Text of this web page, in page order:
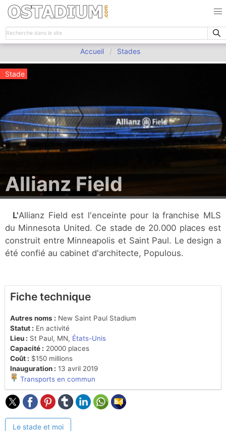
Accueil Stades
Stade
Allianz Field
L'Allianz Field est l'enceinte pour la franchise MLS
du Minnesota United. Ce stade de 20.000 places est
construit entre Minneapolis et Saint Paul. Le design a
été confié au cabinet d'architecte, Populous.
Fiche technique
Autres noms : New Saint Paul Stadium
Statut : En activité
Lieu : St Paul, MN, États-Unis
Capacité : 20000 places
Coût : $150 millions
Inauguration : 13 avril 2019
Transports en commun
Le stade et moi